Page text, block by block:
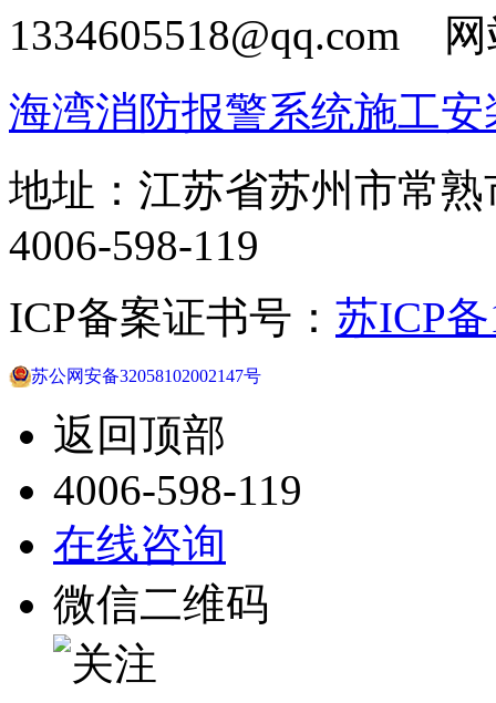
1334605518@qq.com
海湾消防报警系统施工
地址：江苏省苏州市常
4006-598-119
ICP备案证书号： 苏ICP
苏公网安备32058102002147号
返回顶部
4006-598-119
在线咨询
微信二维码